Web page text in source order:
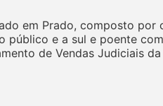
em Prado, composto
e a sul e poente
de Vendas Judiciais